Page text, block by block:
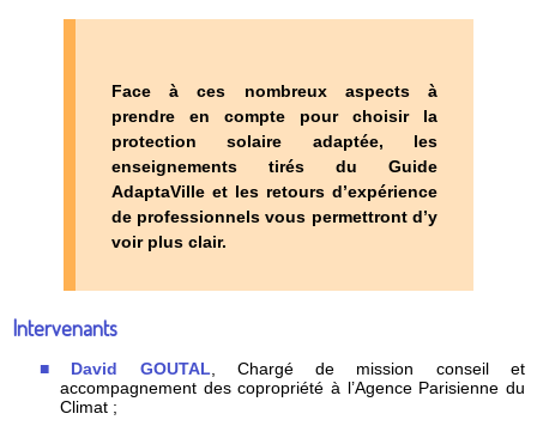
Face à ces nombreux aspects à
prendre en compte pour choisir la
protection solaire adaptée, les
enseignements tirés du Guide
AdaptaVille et les retours d’expérience
de professionnels vous permettront d’y
voir plus clair.
Intervenants
David GOUTAL , Chargé de mission conseil et
accompagnement des copropriété à l’Agence Parisienne du
Climat ;